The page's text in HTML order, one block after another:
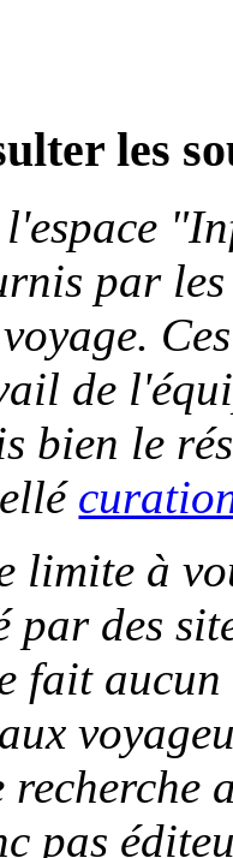
les
par
de
bien le
limite à
par des
fait
pas